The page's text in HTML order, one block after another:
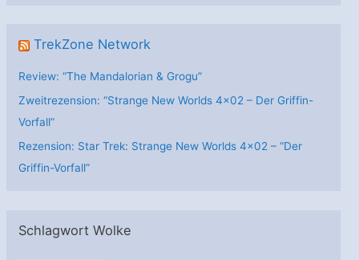
TrekZone Network
Review: “The Mandalorian & Grogu”
Zweitrezension: “Strange New Worlds 4×02 – Der Griffin-
Vorfall”
Rezension: Star Trek: Strange New Worlds 4×02 – “Der
Griffin-Vorfall”
Schlagwort Wolke